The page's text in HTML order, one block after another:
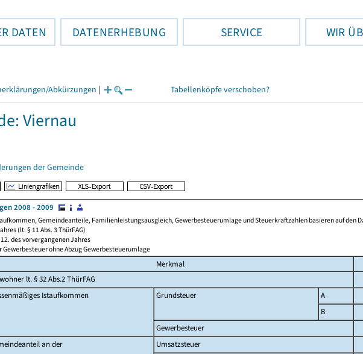
DATEN DATENERHEBUNG SERVICE WIR
Abkürzungen | Tabellenköpfe verschoben?
Viernau
der Gemeinde
2008 - 2009
Gemeindeanteile, Familienleistungsausgleich, Gewerbesteuerumlage und Steuerkraftzahlen basieren auf den
(lt. § 11 Abs. 3 ThürFAG)
des vorvergangenen Jahres
ohne Abzug Gewerbesteuerumlage
Merkmal
lt. § 32 Abs.2 ThürFAG
Istaufkommen
Grundsteuer A
B
Gewerbesteuer
an der
Umsatzsteuer